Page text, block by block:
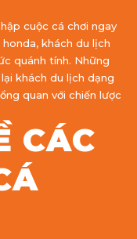
cuộc cá chơi ngay
khách du lịch
quánh tính. Những
khách du lịch dạng
quan với chiến lược
CÁC